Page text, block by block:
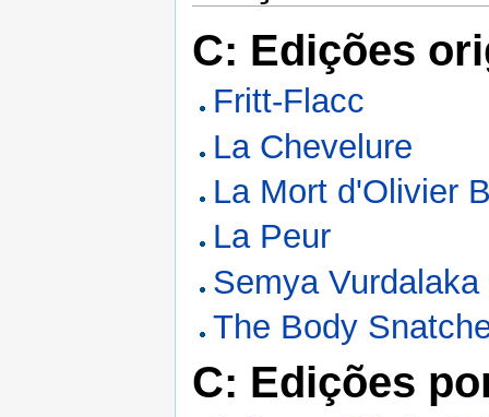
C: Edições
Fritt-Flacc
La Chevelure
La Mort d'Olivier
La Peur
Semya Vurdalaka
The Body
C: Edições